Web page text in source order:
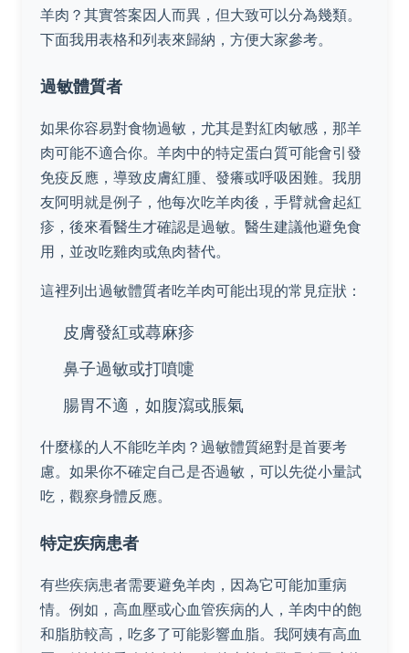
羊肉？其實答案因人而異，但大致可以分為幾類。
下面我用表格和列表來歸納，方便大家參考。
過敏體質者
如果你容易對食物過敏，尤其是對紅肉敏感，那羊
肉可能不適合你。羊肉中的特定蛋白質可能會引發
免疫反應，導致皮膚紅腫、發癢或呼吸困難。我朋
友阿明就是例子，他每次吃羊肉後，手臂就會起紅
疹，後來看醫生才確認是過敏。醫生建議他避免食
用，並改吃雞肉或魚肉替代。
這裡列出過敏體質者吃羊肉可能出現的常見症狀：
皮膚發紅或蕁麻疹
鼻子過敏或打噴嚏
腸胃不適，如腹瀉或脹氣
什麼樣的人不能吃羊肉？過敏體質絕對是首要考
慮。如果你不確定自己是否過敏，可以先從小量試
吃，觀察身體反應。
特定疾病患者
有些疾病患者需要避免羊肉，因為它可能加重病
情。例如，高血壓或心血管疾病的人，羊肉中的飽
和脂肪較高，吃多了可能影響血脂。我阿姨有高血